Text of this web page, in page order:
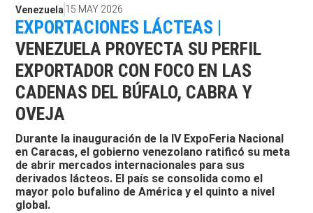
Venezuela 15 MAY 2026
EXPORTACIONES LÁCTEAS |
VENEZUELA PROYECTA SU PERFIL
EXPORTADOR CON FOCO EN LAS
CADENAS DEL BÚFALO, CABRA Y
OVEJA
Durante la inauguración de la IV ExpoFeria Nacional
en Caracas, el gobierno venezolano ratificó su meta
de abrir mercados internacionales para sus
derivados lácteos. El país se consolida como el
mayor polo bufalino de América y el quinto a nivel
global.